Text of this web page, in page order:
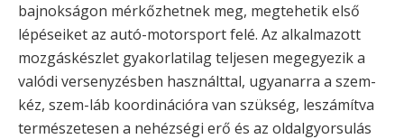
bajnokságon mérkőzhetnek meg, megtehetik első
lépéseiket az autó-motorsport felé. Az alkalmazott
mozgáskészlet gyakorlatilag teljesen megegyezik a
valódi versenyzésben használttal, ugyanarra a szem-
kéz, szem-láb koordinációra van szükség, leszámítva
természetesen a nehézségi erő és az oldalgyorsulás